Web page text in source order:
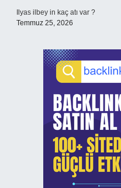
Ilyas ilbey in kaç atı var ?
Temmuz 25, 2026